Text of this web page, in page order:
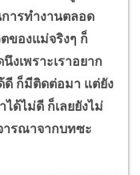
ารทำงานตลอด
ของแม่จริงๆ ก็
งเพราะเราอยาก
ดี ก็มีติดต่อมา แต่ยัง
ด้ไม่ดี ก็เลยยังไม่
ารณาจากบทซะ